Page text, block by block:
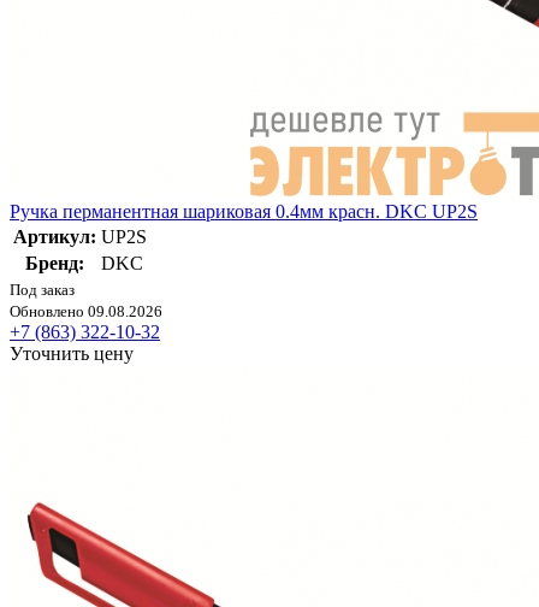
Ручка перманентная шариковая 0.4мм красн. DKC UP2S
Артикул: UP2S
Бренд:
DKC
Под заказ
Обновлено 09.08.2026
+7 (863) 322-10-32
Уточнить цену